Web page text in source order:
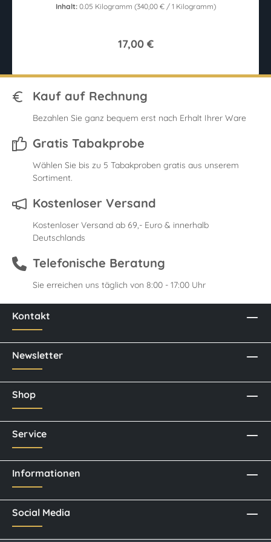
Inhalt: 0.05 Kilogramm (340,00 € / 1 Kilogramm)
17,00 €
Kauf auf Rechnung
Bezahlen Sie ganz bequem erst nach Erhalt Ihrer Ware
Gratis Tabakprobe
Wählen Sie bis zu 5 Tabakproben gratis aus unserem
Sortiment.
Kostenloser Versand
Kostenloser Versand ab 69,- Euro & innerhalb
Deutschlands
Telefonische Beratung
Sie erreichen uns täglich von 8:00 - 17:00 Uhr
Kontakt
Newsletter
Social Media
Shop
Service
Informationen